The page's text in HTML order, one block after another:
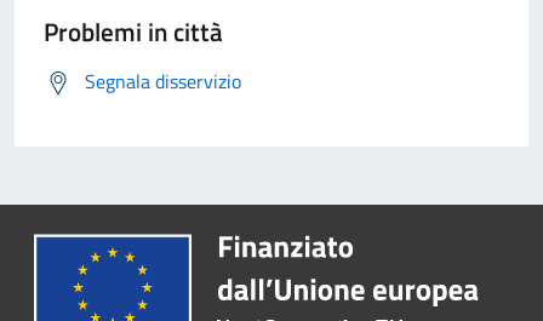
Problemi in città
Segnala disservizio